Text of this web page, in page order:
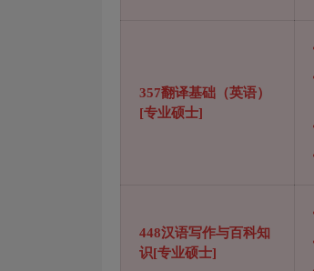
357翻译基础（英语）
[专业硕士]
448汉语写作与百科知
识[专业硕士]